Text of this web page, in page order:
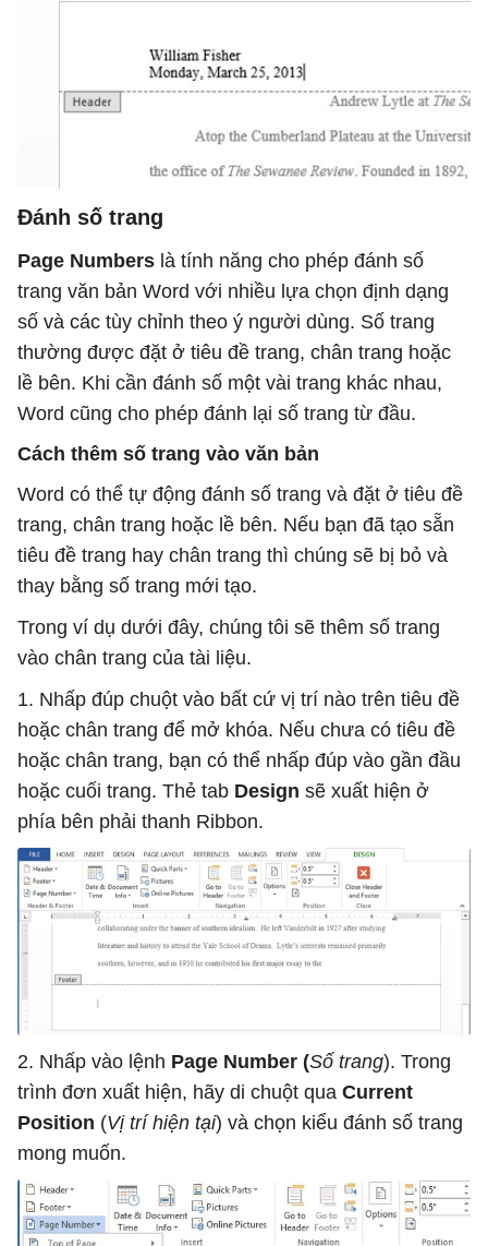
Đánh số trang
Page Numbers là tính năng cho phép đánh số
trang văn bản Word với nhiều lựa chọn định dạng
số và các tùy chỉnh theo ý người dùng. Số trang
thường được đặt ở tiêu đề trang, chân trang hoặc
lề bên. Khi cần đánh số một vài trang khác nhau,
Word cũng cho phép đánh lại số trang từ đầu.
Cách thêm số trang vào văn bản
Word có thể tự động đánh số trang và đặt ở tiêu đề
trang, chân trang hoặc lề bên. Nếu bạn đã tạo sẵn
tiêu đề trang hay chân trang thì chúng sẽ bị bỏ và
thay bằng số trang mới tạo.
Trong ví dụ dưới đây, chúng tôi sẽ thêm số trang
vào chân trang của tài liệu.
1. Nhấp đúp chuột vào bất cứ vị trí nào trên tiêu đề
hoặc chân trang để mở khóa. Nếu chưa có tiêu đề
hoặc chân trang, bạn có thể nhấp đúp vào gần đầu
hoặc cuối trang. Thẻ tab Design sẽ xuất hiện ở
phía bên phải thanh Ribbon.
2. Nhấp vào lệnh Page Number (Số trang). Trong
trình đơn xuất hiện, hãy di chuột qua Current
Position (Vị trí hiện tại) và chọn kiểu đánh số trang
mong muốn.